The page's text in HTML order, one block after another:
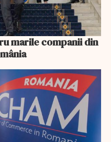
marile companii din